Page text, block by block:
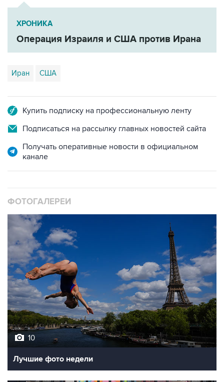
ХРОНИКА
Операция Израиля и США против Ирана
Иран США
Купить подписку на профессиональную ленту
Подписаться на рассылку главных новостей сайта
Получать оперативные новости в официальном
канале
ФОТОГАЛЕРЕИ
10
Лучшие фото недели